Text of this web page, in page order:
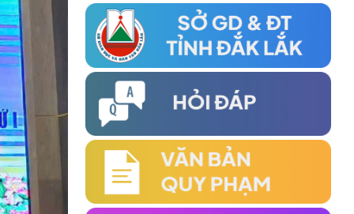
TỔ CHỨC THÀNH CÔNG HỘI NGHỊ
KHUYẾN HỌC VÀ TRAO HỌC BỔNG ĐẦU
NĂM 2026 KHU VỰC PHÍA ĐÔNG TỈNH
(06/03/2026)
ĐẠI HỘI ĐẠI BIỂU HỘI KHUYẾN HỌC TỈNH
ĐẮK LẮK LẦN THỨ I, NHIỆM KỲ 2026 – 2031
ĐÃ THÀNH CÔNG RẤT TỐT ĐẸP
(22/06/2026)
THÁNG NĂM, NHIỀU HKH CẤP XÃ ĐÃ TỔ